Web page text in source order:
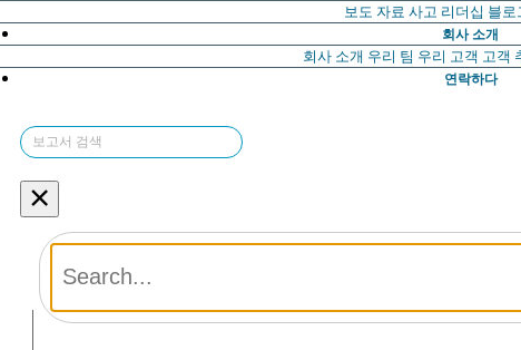
보도 자료 사고 리더십 블로
회사 소개
회사 소개 우리 팀 우리 고객 고객
연락하다
×